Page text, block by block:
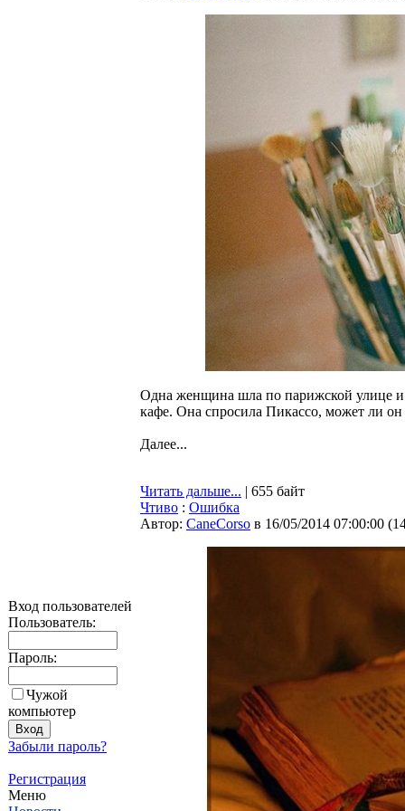
Вход пользователей
Пользователь:
Пароль:
Чужой
компьютер
Забыли пароль?
Регистрация
Меню
Одна женщина шла по парижской улице и
кафе. Она спросила Пикассо, может ли он
Далее...
Читать дальше... | 655 байт
Чтиво : Ошибка
Автор: CaneCorso в 16/05/2014 07:00:00 (